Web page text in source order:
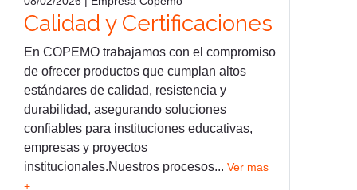
Calidad y Certificaciones
En COPEMO trabajamos con el compromiso
de ofrecer productos que cumplan altos
estándares de calidad, resistencia y
durabilidad, asegurando soluciones
confiables para instituciones educativas,
empresas y proyectos
institucionales.Nuestros procesos... Ver mas
+